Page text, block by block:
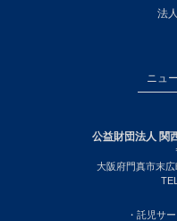
法
ニュ
公益財団法人 関
大阪府門真市末
・託児サ